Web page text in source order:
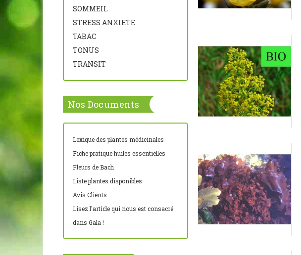
SOMMEIL
STRESS ANXIETE
TABAC
TONUS
TRANSIT
Nos Documents
Lexique des plantes médicinales
Fiche pratique huiles essentielles
Fleurs de Bach
Liste plantes disponibles
Avis Clients
Lisez l'article qui nous est consacré
dans Gala !